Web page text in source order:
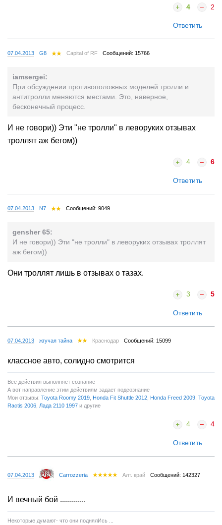
4 2
Ответить
07.04.2013 G8 Capital of RF Сообщений: 15766
iamsergei:
При обсуждении противоположных моделей тролли и
антитролли меняются местами. Это, наверное,
бесконечный процесс.
И не говори)) Эти "не тролли" в леворуких отзывах
троллят аж бегом))
4 6
Ответить
07.04.2013 N7 Сообщений: 9049
gensher 65:
И не говори)) Эти "не тролли" в леворуких отзывах троллят
аж бегом))
Они троллят лишь в отзывах о тазах.
3 5
Ответить
07.04.2013 жгучая тайна Краснодар Сообщений: 15099
классное авто, солидно смотрится
Все действия выполняет сознание
А вот направление этим действиям задает подсознание
Мои отзывы: Toyota Roomy 2019 Honda Fit Shuttle 2012 Honda Freed 2009 Toyota
Ractis 2006 Лада 2110 1997 и другие
4 4
Ответить
07.04.2013 Carrozzeria Алт. край Сообщений: 142327
И вечный бой .............
Некоторые думают- что они поднялИсь ...